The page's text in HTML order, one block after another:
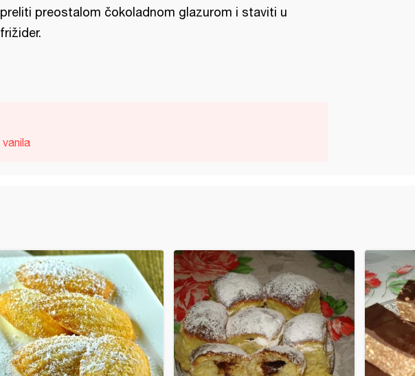
preliti preostalom čokoladnom glazurom i staviti u
frižider.
vanila